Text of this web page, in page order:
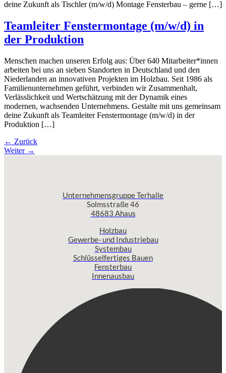
deine Zukunft als Tischler (m/w/d) Montage Fensterbau – gerne […]
Teamleiter Fenstermontage (m/w/d) in
der Produktion
Menschen machen unseren Erfolg aus: Über 640 Mitarbeiter*innen
arbeiten bei uns an sieben Standorten in Deutschland und den
Niederlanden an innovativen Projekten im Holzbau. Seit 1986 als
Familienunternehmen geführt, verbinden wir Zusammenhalt,
Verlässlichkeit und Wertschätzung mit der Dynamik eines
modernen, wachsenden Unternehmens. Gestalte mit uns gemeinsam
deine Zukunft als Teamleiter Fenstermontage (m/w/d) in der
Produktion […]
← Zurück
Weiter →
Unternehmensgruppe Terhalle
Solmsstraße 46
48683 Ahaus
Holzbau
Gewerbe- und Industriebau
Systembau
Schlüsselfertiges Bauen
Fensterbau
Innenausbau